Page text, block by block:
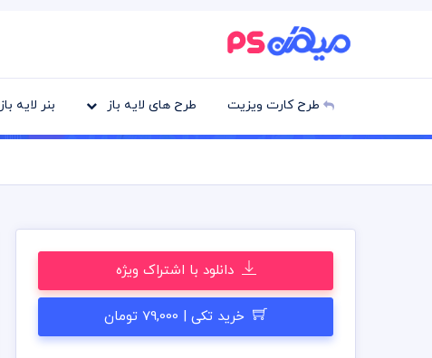
طرح کارت ویزیت طرح های لایه باز بنر لایه باز
دانلود با اشتراک ویژه
خرید تکی | 79,000 تومان